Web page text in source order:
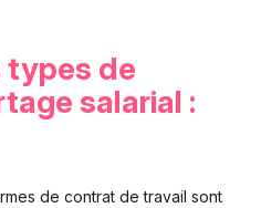
de
salarial :
de contrat de travail sont